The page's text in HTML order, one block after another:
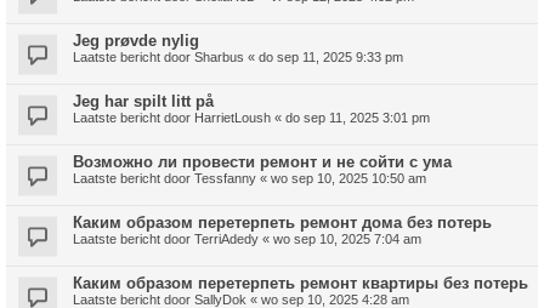
Jeg prøvde nylig
Laatste bericht door Sharbus « do sep 11, 2025 9:33 pm
Jeg har spilt litt på
Laatste bericht door HarrietLoush « do sep 11, 2025 3:01 pm
Возможно ли провести ремонт и не сойти с ума
Laatste bericht door Tessfanny « wo sep 10, 2025 10:50 am
Каким образом перетерпеть ремонт дома без потерь
Laatste bericht door TerriAdedy « wo sep 10, 2025 7:04 am
Каким образом перетерпеть ремонт квартиры без потерь
Laatste bericht door SallyDok « wo sep 10, 2025 4:28 am